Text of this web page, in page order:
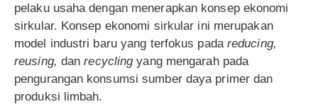
pelaku usaha dengan menerapkan konsep ekonomi
sirkular. Konsep ekonomi sirkular ini merupakan
model industri baru yang terfokus pada reducing,
reusing, dan recyclingyang mengarah pada
pengurangan konsumsi sumber daya primer dan
produksi limbah.